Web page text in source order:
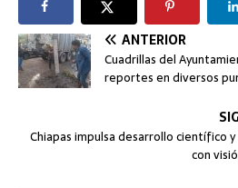
ANTERIOR
Cuadrillas del
reportes en diversos
Chiapas impulsa desarrollo científico
con